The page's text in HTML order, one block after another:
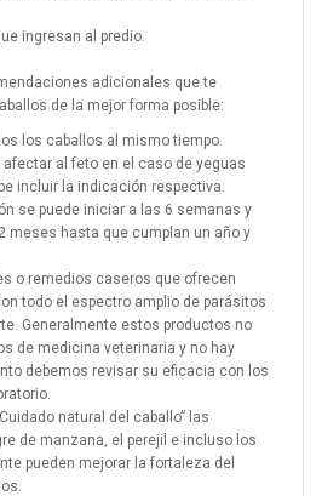
ingresan al predio.
adicionales que te
de la mejor forma posible:
los caballos al mismo tiempo.
al feto en el caso de yeguas
incluir la indicación respectiva.
se puede iniciar a las 6 semanas y
meses hasta que cumplan un año y
o remedios caseros que ofrecen
todo el espectro amplio de parásitos
Generalmente estos productos no
de medicina veterinaria y no hay
debemos revisar su eficacia con los
natural del caballo” las
de manzana, el perejil e incluso los
pueden mejorar la fortaleza del